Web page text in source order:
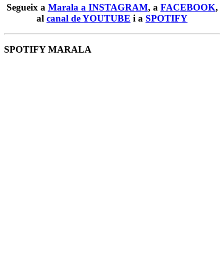
Segueix a Marala a INSTAGRAM, a FACEBOOK,
al canal de YOUTUBE i a SPOTIFY
SPOTIFY MARALA